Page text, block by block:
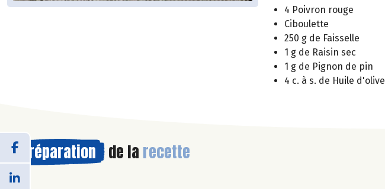
4 Poivron rouge
Ciboulette
250 g de Faisselle
1 g de Raisin sec
1 g de Pignon de pin
4 c. à s. de Huile d'olive
Préparation de la recette